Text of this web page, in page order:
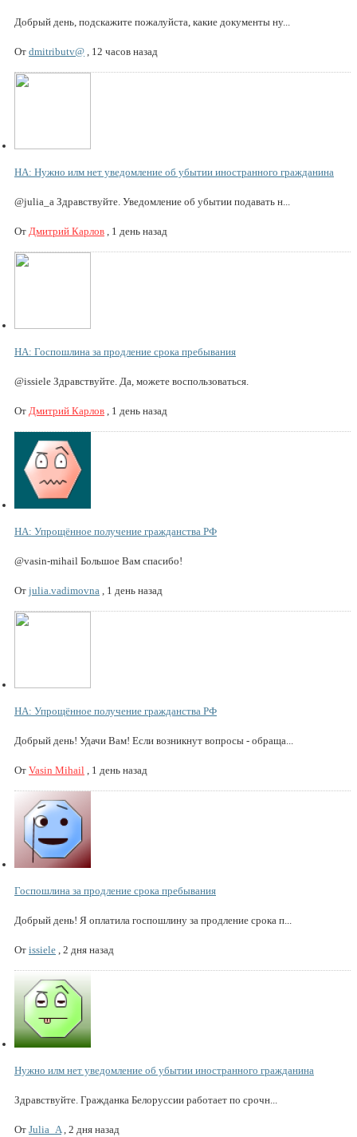
Добрый день, подскажите пожалуйста, какие документы ну...
От dmitributv@ 12 часов назад
НА: Нужно илм нет уведомление об убытии иностранного гражданина
@julia_a Здравствуйте. Уведомление об убытии подавать н...
От Дмитрий Карлов 1 день назад
НА: Госпошлина за продление срока пребывания
@issiele Здравствуйте. Да, можете воспользоваться.
От Дмитрий Карлов 1 день назад
НА: Упрощённое получение гражданства РФ
@vasin-mihail Большое Вам спасибо!
От julia.vadimovna 1 день назад
НА: Упрощённое получение гражданства РФ
Добрый день! Удачи Вам! Если возникнут вопросы - обраща...
От Vasin Mihail 1 день назад
Госпошлина за продление срока пребывания
Добрый день! Я оплатила госпошлину за продление срока п...
От issiele 2 дня назад
Нужно илм нет уведомление об убытии иностранного гражданина
Здравствуйте. Гражданка Белоруссии работает по срочн...
От Julia_A 2 дня назад